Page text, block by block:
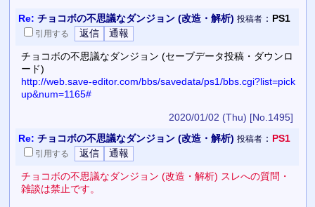
Re: チョコボの不思議なダンジョン (改造・解析) 投稿者： PS1
引用する
チョコボの不思議なダンジョン (セーブデータ投稿・ダウンロ
ード)
http://web.save-editor.com/bbs/savedata/ps1/bbs.cgi?list=pick
up&num=1165#
2020/01/02 (Thu) [No.1495]
Re: チョコボの不思議なダンジョン (改造・解析) 投稿者： PS1
引用する
チョコボの不思議なダンジョン (改造・解析) スレへの質問・
雑談は禁止です。